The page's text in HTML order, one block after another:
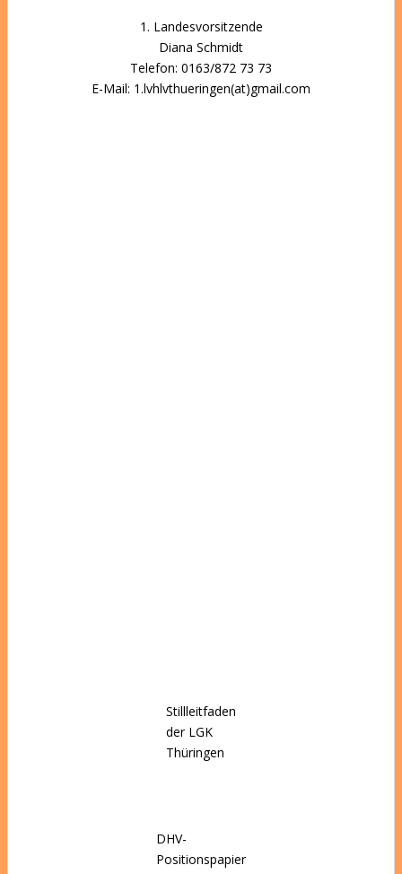
1. Landesvorsitzende
Diana Schmidt
Telefon: 0163/872 73 73
E-Mail: 1.lvhlvthueringen(at)gmail.com
Stillleitfaden
der LGK
Thüringen
DHV-
Positionspapier